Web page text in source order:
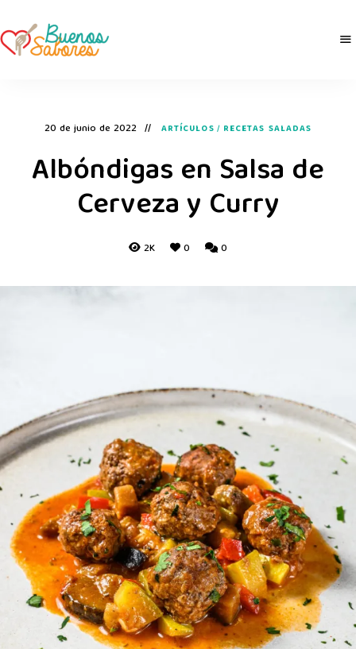
20 de junio de 2022 ARTÍCULOS / RECETAS SALADAS
Albóndigas en Salsa de
Cerveza y Curry
2K 0 0